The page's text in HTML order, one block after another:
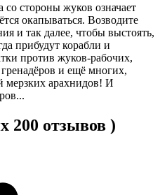
стороны жуков означает
окапываться. Возводите
и так далее, чтобы выстоять,
прибудут корабли и
против жуков-рабочих,
и ещё многих,
мерзких арахнидов! И
200 отзывов )